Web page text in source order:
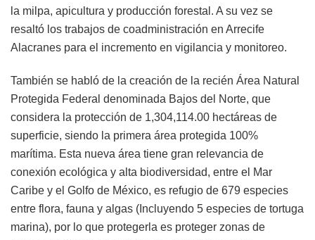
la milpa, apicultura y producción forestal. A su vez se
resaltó los trabajos de coadministración en Arrecife
Alacranes para el incremento en vigilancia y monitoreo.
También se habló de la creación de la recién Área Natural
Protegida Federal denominada Bajos del Norte, que
considera la protección de 1,304,114.00 hectáreas de
superficie, siendo la primera área protegida 100%
marítima. Esta nueva área tiene gran relevancia de
conexión ecológica y alta biodiversidad, entre el Mar
Caribe y el Golfo de México, es refugio de 679 especies
entre flora, fauna y algas (Incluyendo 5 especies de tortuga
marina), por lo que protegerla es proteger zonas de